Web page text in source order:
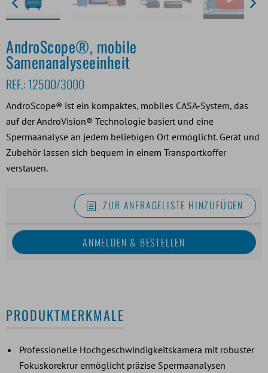
AndroScope®, mobile
Samenanalyseeinheit
REF.: 12500/3000
AndroScope® ist ein kompaktes, mobiles CASA-System, das
auf der AndroVision® Technologie basiert und eine
Spermaanalyse an jedem beliebigen Ort ermöglicht. Gerät und
Zubehör lassen sich bequem in einem Transportkoffer
verstauen.
ZUR ANFRAGELISTE HINZUFÜGEN
PRODUKTMERKMALE
Professionelle Hochgeschwindigkeitskamera mit robuster
Fokuskorekrur ermöglicht präzise Spermaanalysen